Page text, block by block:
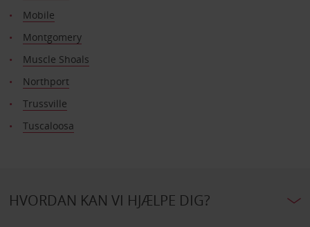
Mobile
Montgomery
Muscle Shoals
Northport
Trussville
Tuscaloosa
HVORDAN KAN VI HJÆLPE DIG?